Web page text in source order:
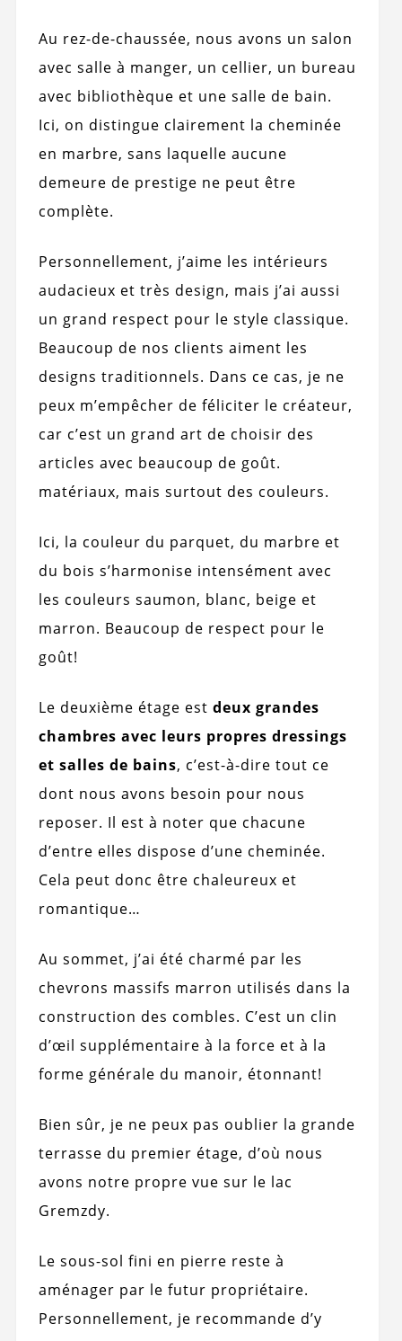
Au rez-de-chaussée, nous avons un salon
avec salle à manger, un cellier, un bureau
avec bibliothèque et une salle de bain.
Ici, on distingue clairement la cheminée
en marbre, sans laquelle aucune
demeure de prestige ne peut être
complète.
Personnellement, j’aime les intérieurs
audacieux et très design, mais j’ai aussi
un grand respect pour le style classique.
Beaucoup de nos clients aiment les
designs traditionnels. Dans ce cas, je ne
peux m’empêcher de féliciter le créateur,
car c’est un grand art de choisir des
articles avec beaucoup de goût.
matériaux, mais surtout des couleurs.
Ici, la couleur du parquet, du marbre et
du bois s’harmonise intensément avec
les couleurs saumon, blanc, beige et
marron. Beaucoup de respect pour le
goût!
Le deuxième étage est deux grandes
chambres avec leurs propres dressings
et salles de bains, c’est-à-dire tout ce
dont nous avons besoin pour nous
reposer. Il est à noter que chacune
d’entre elles dispose d’une cheminée.
Cela peut donc être chaleureux et
romantique…
Au sommet, j’ai été charmé par les
chevrons massifs marron utilisés dans la
construction des combles. C’est un clin
d’œil supplémentaire à la force et à la
forme générale du manoir, étonnant!
Bien sûr, je ne peux pas oublier la grande
terrasse du premier étage, d’où nous
avons notre propre vue sur le lac
Gremzdy.
Le sous-sol fini en pierre reste à
aménager par le futur propriétaire.
Personnellement, je recommande d’y